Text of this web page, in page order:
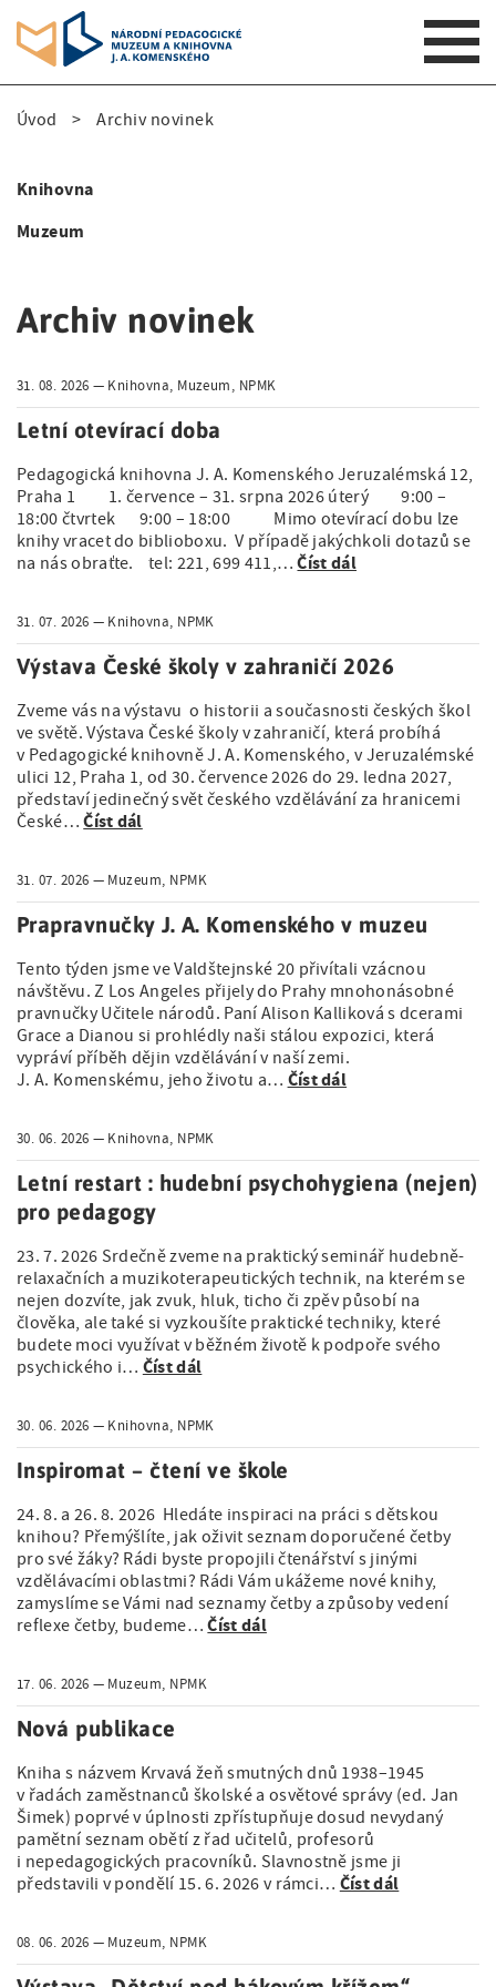
r
o
e
k
o
v
á
n
v
i
g
a
c
e
Úvod Archiv novinek
Archiv novinek
31. 08. 2026 Knihovna, Muzeum, NPMK
Letní otevírací doba
Pedagogická knihovna J. A. Komenského Jeruzalémská 12,
Praha 1 1. července – 31. srpna 2026 úterý 9:00 –
18:00 čtvrtek 9:00 – 18:00 Mimo otevírací dobu lze
knihy vracet do biblioboxu. V případě jakýchkoli dotazů se
na nás obraťte. tel: 221, 699 411,…Číst dál
31. 07. 2026 Knihovna, NPMK
Výstava České školy v zahraničí 2026
Zveme vás na výstavu o historii a současnosti českých škol
ve světě. Výstava České školy v zahraničí, která probíhá
v Pedagogické knihovně J. A. Komenského, v Jeruzalémské
ulici 12, Praha 1, od 30. července 2026 do 29. ledna 2027,
představí jedinečný svět českého vzdělávání za hranicemi
České…Číst dál
31. 07. 2026 Muzeum, NPMK
Prapravnučky J. A. Komenského v muzeu
Tento týden jsme ve Valdštejnské 20 přivítali vzácnou
návštěvu. Z Los Angeles přijely do Prahy mnohonásobné
pravnučky Učitele národů. Paní Alison Kalliková s dcerami
Grace a Dianou si prohlédly naši stálou expozici, která
vypráví příběh dějin vzdělávání v naší zemi.
J. A. Komenskému, jeho životu a… Číst dál
30. 06. 2026 Knihovna, NPMK
Letní restart : hudební psychohygiena (nejen)
pro pedagogy
23. 7. 2026 Srdečně zveme na praktický seminář hudebně-
relaxačních a muzikoterapeutických technik, na kterém se
nejen dozvíte, jak zvuk, hluk, ticho či zpěv působí na
člověka, ale také si vyzkoušíte praktické techniky, které
budete moci využívat v běžném životě k podpoře svého
psychického i… Číst dál
30. 06. 2026 Knihovna, NPMK
Inspiromat – čtení ve škole
24. 8. a 26. 8. 2026 Hledáte inspiraci na práci s dětskou
knihou? Přemýšlíte, jak oživit seznam doporučené četby
pro své žáky? Rádi byste propojili čtenářství s jinými
vzdělávacími oblastmi? Rádi Vám ukážeme nové knihy,
zamyslíme se Vámi nad seznamy četby a způsoby vedení
reflexe četby, budeme…Číst dál
17. 06. 2026 Muzeum, NPMK
Nová publikace
Kniha s názvem Krvavá žeň smutných dnů 1938–1945
v řadách zaměstnanců školské a osvětové správy (ed. Jan
Šimek) poprvé v úplnosti zpřístupňuje dosud nevydaný
pamětní seznam obětí z řad učitelů, profesorů
i nepedagogických pracovníků. Slavnostně jsme ji
představili v pondělí 15. 6. 2026 v rámci… Číst dál
08. 06. 2026 Muzeum, NPMK
e
a
i
g
a
t
i
o
n
Knihovna
Muzeum